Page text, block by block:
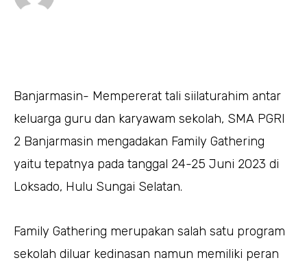
Banjarmasin- Mempererat tali siilaturahim antar
keluarga guru dan karyawam sekolah, SMA PGRI
2 Banjarmasin mengadakan Family Gathering
yaitu tepatnya pada tanggal 24-25 Juni 2023 di
Loksado, Hulu Sungai Selatan.
Family Gathering merupakan salah satu program
sekolah diluar kedinasan namun memiliki peran